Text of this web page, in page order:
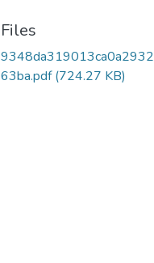
Files
63ba.pdf(724.27 KB)